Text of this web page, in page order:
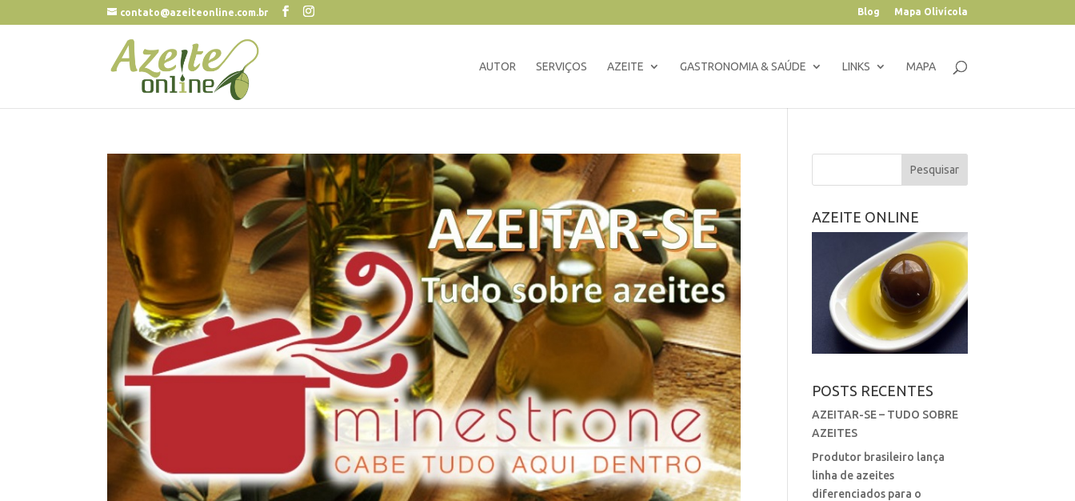
contato@azeiteonline.com.br Blog Mapa Olivícola
AUTOR SERVIÇOS AZEITE GASTRONOMIA & SAÚDE LINKS MAPA
AZEITE ONLINE
POSTS RECENTES
AZEITAR-SE – TUDO SOBRE
AZEITES
Produtor brasileiro lança
linha de azeites
diferenciados para o